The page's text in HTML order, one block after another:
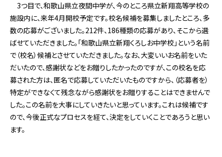
3つ目で、和歌山県立夜間中学が、今のところ県立新翔高等学校の
施設内に、来年4月開校予定です。校名候補を募集しましたところ、多
数の応募がございました。212件、186種類の応募があり、そこから選
ばせていただきました。「和歌山県立新翔くろしお中学校」という名前
で（校名）候補とさせていただきました。なお、大変いいお名前をいた
だいたので、感謝状などをお贈りしたかったのですが、この校名を応
募された方は、匿名で応募していただいたものですから、（応募者を）
特定ができなくて残念ながら感謝状をお贈りすることはできませんで
した。この名前を大事にしていきたいと思っています。これは候補です
ので、今後正式なプロセスを経て、決定をしていくことであろうと思い
ます。